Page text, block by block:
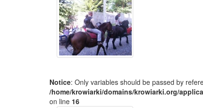
Notice: Only variables should be passed by
/home/krowiarki/domains/krowiarki.org/
on line 16